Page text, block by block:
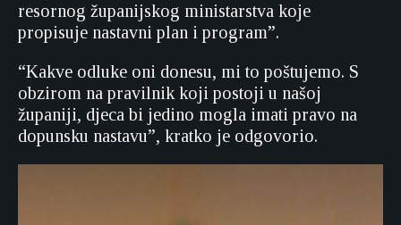
resornog županijskog ministarstva koje
propisuje nastavni plan i program”.
“Kakve odluke oni donesu, mi to poštujemo. S
obzirom na pravilnik koji postoji u našoj
županiji, djeca bi jedino mogla imati pravo na
dopunsku nastavu”, kratko je odgovorio.